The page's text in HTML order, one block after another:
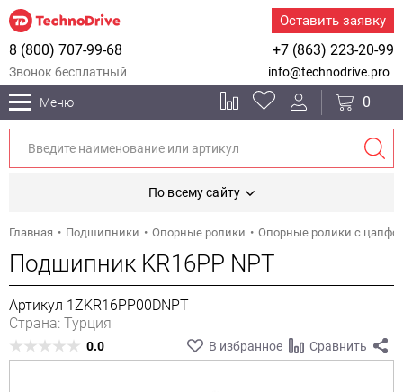
Оставить заявку
+7 (863) 223-20-99
8 (800) 707-99-68
Звонок бесплатный info@technodrive.pro
Меню 0
По всему сайту
Главная Подшипники Опорные ролики Опорные ролики с
Подшипник KR16PP NPT
Артикул 1ZKR16PP00DNPT
Страна: Турция
0.0 В избранное Сравнить